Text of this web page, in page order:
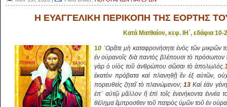
Η ΕΥΑΓΓΕΛΙΚΗ ΠΕΡΙΚΟΠΗ ΤΗΣ ΕΟΡΤΗΣ
Κατά Ματθαίον, κεφ. ΙΗ΄, εδάφια 10-
10 ῾Ορᾶτε μὴ καταφρονήσητε ἑνὸς τῶν μικρῶν
ἐν οὐρανοῖς διὰ παντὸς βλέπουσι τὸ
γὰρ ὁ υἱὸς τοῦ ἀνθρώπου σῶσαι τὸ ἀπολωλός.
ἑκατὸν πρόβατα καὶ πλανηθῇ ἓν ἐξ αὐτῶν,
πορευθεὶς ζητεῖ τὸ πλανώμενον;13 Καὶ ἐὰν
ἐπ᾿ αὐτῷ μᾶλλον ἢ ἐπὶ τοῖς ἐνενήκοντα ἐννέα
θέλημα ἔμπροσθεν τοῦ πατρὸς ὑμῶν τοῦ ἐν